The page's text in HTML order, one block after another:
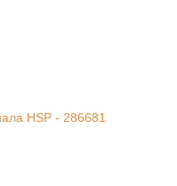
HSP - 286681